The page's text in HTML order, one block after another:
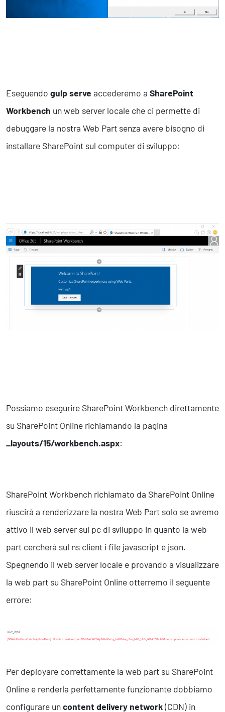
Eseguendo gulp serve accederemo a SharePoint
Workbench un web server locale che ci permette di
debuggare la nostra Web Part senza avere bisogno di
installare SharePoint sul computer di sviluppo:
Possiamo esegurire SharePoint Workbench direttamente
su SharePoint Online richiamando la pagina
_layouts/15/workbench.aspx:
SharePoint Workbench richiamato da SharePoint Online
riuscirà a renderizzare la nostra Web Part solo se avremo
attivo il web server sul pc di sviluppo in quanto la web
part cercherà sul ns client i file javascript e json.
Spegnendo il web server locale e provando a visualizzare
la web part su SharePoint Online otterremo il seguente
errore:
Per deployare correttamente la web part su SharePoint
Online e renderla perfettamente funzionante dobbiamo
configurare uncontent delivery network(CDN) in